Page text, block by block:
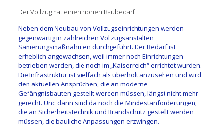
Der Vollzug hat einen hohen Baubedarf
Neben dem Neubau von Vollzugseinrichtungen werden
gegenwärtig in zahlreichen Vollzugsanstalten
Sanierungsmaßnahmen durchgeführt. Der Bedarf ist
erheblich angewachsen, weil immer noch Einrichtungen
betrieben werden, die noch im „Kaiserreich“ errichtet wurden.
Die Infrastruktur ist vielfach als überholt anzusehen und wird
den aktuellen Ansprüchen, die an moderne
Gefängnisbauten gestellt werden müssen, längst nicht mehr
gerecht. Und dann sind da noch die Mindestanforderungen,
die an Sicherheitstechnik und Brandschutz gestellt werden
müssen, die bauliche Anpassungen erzwingen.